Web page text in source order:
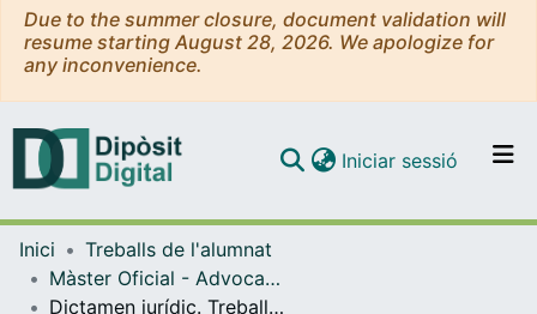
Due to the summer closure, document validation will
resume starting August 28, 2026. We apologize for
any inconvenience.
Navega per tot el DD
Com publicar
Iniciar sessió (current)
Inici
Treballs de l'alumnat
Màster Oficial - Advocacia
Dictamen jurídic. Treball de final de Màster. Matèria: Dret penal. Delictes contra la propietat i l'ordre socioeconòmic